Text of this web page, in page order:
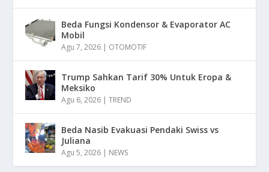
Beda Fungsi Kondensor & Evaporator AC
Mobil
Agu 7, 2026 | OTOMOTIF
Trump Sahkan Tarif 30% Untuk Eropa &
Meksiko
Agu 6, 2026 |TREND
Beda Nasib Evakuasi Pendaki Swiss vs
Juliana
Agu 5, 2026 | NEWS